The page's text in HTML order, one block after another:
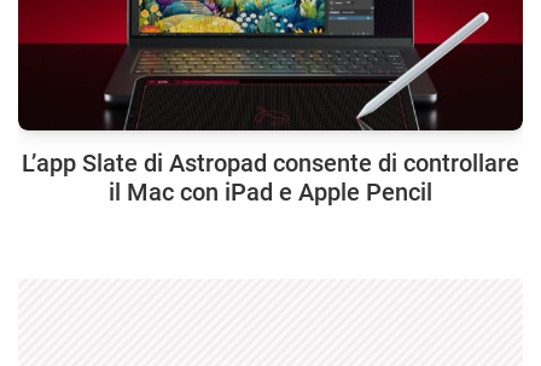
L’app Slate di Astropad consente di controllare
il Mac con iPad e Apple Pencil